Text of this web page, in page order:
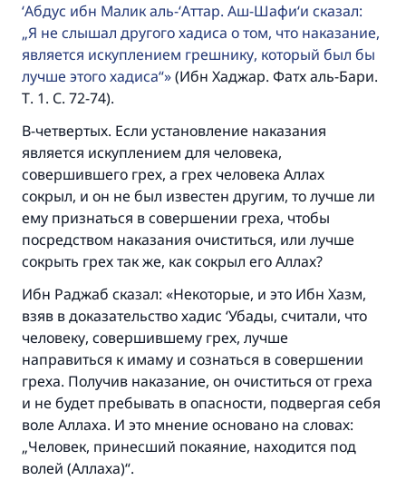
‘Абдус ибн Малик аль-‘Аттар. Аш-Шафи‘и сказал:
„Я не слышал другого хадиса о том, что наказание,
является искуплением грешнику, который был бы
лучше этого хадиса“ (Ибн Хаджар. Фатх аль-Бари.
Т. 1. С. 72-74).
В-четвертых. Если установление наказания
является искуплением для человека,
совершившего грех, а грех человека Аллах
сокрыл, и он не был известен другим, то лучше ли
ему признаться в совершении греха, чтобы
посредством наказания очиститься, или лучше
сокрыть грех так же, как сокрыл его Аллах?
Ибн Раджаб сказал: «Некоторые, и это Ибн Хазм,
взяв в доказательство хадис ‘Убады, считали, что
человеку, совершившему грех, лучше
направиться к имаму и сознаться в совершении
греха. Получив наказание, он очиститься от греха
и не будет пребывать в опасности, подвергая себя
воле Аллаха. И это мнение основано на словах:
„Человек, принесший покаяние, находится под
волей (Аллаха)“.